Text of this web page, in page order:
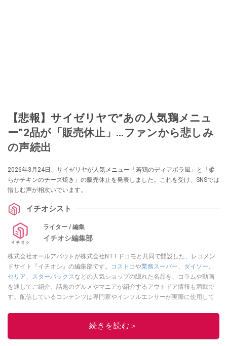
【悲報】サイゼリヤで“あの人気鶏メニュ
ー”2品が「販売休止」…ファンから悲しみ
の声続出
2026年3月24日、サイゼリヤが人気メニュー「若鶏のディアボラ風」と「柔
らかチキンのチーズ焼き」の販売休止を発表しました。これを受け、SNSでは
惜しむ声が相次いでいます。
イチオシスト
ライター / 編集
イチオシ編集部
株式会社オールアバウトが株式会社NTTドコモと共同で開設した、レコメン
ドサイト『イチオシ』の編集部です。
コストコや業務スーパー、 ダイソー、
セリア、 スターバックスなどの人気ショップの隠れた名品を、コラムや動画
を通してご紹介。話題のグルメやマニアが紹介するアウトドア情報も満載で
す。配信しているコンテンツは専門家やインフルエンサーが実際に使用して
ニュースでフォロー
続きを読む＞